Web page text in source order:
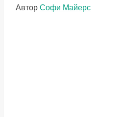
Метки
Автор Софи Майерс